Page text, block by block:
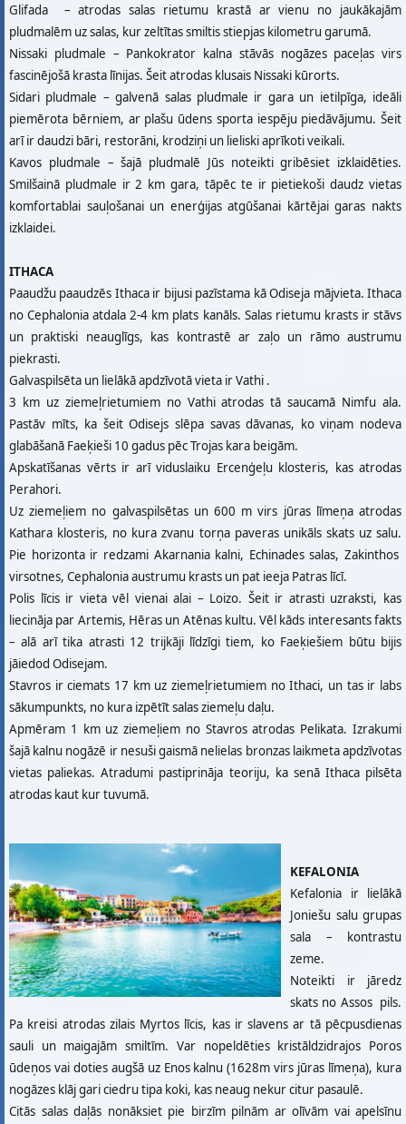
Glifada – atrodas salas rietumu krastā ar vienu no jaukākajām
pludmalēm uz salas, kur zeltītas smiltis stiepjas kilometru garumā.
Nissaki pludmale – Pankokrator kalna stāvās nogāzes paceļas virs
fascinējošā krasta līnijas. Šeit atrodas klusais Nissaki kūrorts.
Sidari pludmale – galvenā salas pludmale ir gara un ietilpīga, ideāli
piemērota bērniem, ar plašu ūdens sporta iespēju piedāvājumu. Šeit
arī ir daudzi bāri, restorāni, krodziņi un lieliski aprīkoti veikali.
Kavos pludmale – šajā pludmalē Jūs noteikti gribēsiet izklaidēties.
Smilšainā pludmale ir 2 km gara, tāpēc te ir pietiekoši daudz vietas
komfortablai sauļošanai un enerģijas atgūšanai kārtējai garas nakts
izklaidei.
ITHACA
Paaudžu paaudzēs Ithaca ir bijusi pazīstama kā Odiseja mājvieta. Ithaca
no Cephalonia atdala 2-4 km plats kanāls. Salas rietumu krasts ir stāvs
un praktiski neauglīgs, kas kontrastē ar zaļo un rāmo austrumu
piekrasti.
Galvaspilsēta un lielākā apdzīvotā vieta ir Vathi .
3 km uz ziemeļrietumiem no Vathi atrodas tā saucamā Nimfu ala.
Pastāv mīts, ka šeit Odisejs slēpa savas dāvanas, ko viņam nodeva
glabāšanā Faeķieši 10 gadus pēc Trojas kara beigām.
Apskatīšanas vērts ir arī viduslaiku Ercenģeļu klosteris, kas atrodas
Perahori.
Uz ziemeļiem no galvaspilsētas un 600 m virs jūras līmeņa atrodas
Kathara klosteris, no kura zvanu torņa paveras unikāls skats uz salu.
Pie horizonta ir redzami Akarnania kalni, Echinades salas, Zakinthos
virsotnes, Cephalonia austrumu krasts un pat ieeja Patras līcī.
Polis līcis ir vieta vēl vienai alai – Loizo. Šeit ir atrasti uzraksti, kas
liecināja par Artemis, Hēras un Atēnas kultu. Vēl kāds interesants fakts
– alā arī tika atrasti 12 trijkāji līdzīgi tiem, ko Faeķiešiem būtu bijis
jāiedod Odisejam.
Stavros ir ciemats 17 km uz ziemeļrietumiem no Ithaci, un tas ir labs
sākumpunkts, no kura izpētīt salas ziemeļu daļu.
Apmēram 1 km uz ziemeļiem no Stavros atrodas Pelikata. Izrakumi
šajā kalnu nogāzē ir nesuši gaismā nelielas bronzas laikmeta apdzīvotas
vietas paliekas. Atradumi pastiprināja teoriju, ka senā Ithaca pilsēta
atrodas kaut kur tuvumā.
KEFALONIA
Kefalonia ir lielākā
Joniešu salu grupas
sala – kontrastu
zeme.
Noteikti ir jāredz
skats no Assos pils.
Pa kreisi atrodas zilais Myrtos līcis, kas ir slavens ar tā pēcpusdienas
sauli un maigajām smiltīm. Var nopeldēties kristāldzidrajos Poros
ūdeņos vai doties augšā uz Enos kalnu (1628m virs jūras līmeņa), kura
nogāzes klāj gari ciedru tipa koki, kas neaug nekur citur pasaulē.
Citās salas daļās nonāksiet pie birzīm pilnām ar olīvām vai apelsīnu